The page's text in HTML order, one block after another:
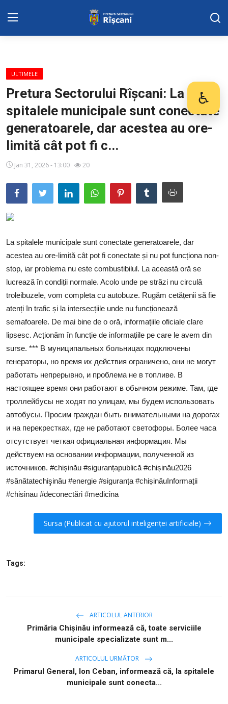
♿
Adresa: str. Kiev 3 | tel: +373 (22) 44 10
98 | mail: pretura.riscani@gmail.com
SERVICII SECTOR
Harta sect. Riscani
ADMINISTRAŢIA
Transparența
Proiecte
Sectorul Rîșcani
Căutați pe Internet
ULTIMELE
Pretura Sectorului Rîșcani: La
spitalele municipale sunt conectate
generatoarele, dar acestea au ore-
limită cât pot fi c...
Jan 31, 2026 - 13:00 20
La spitalele municipale sunt conectate generatoarele, dar
acestea au ore-limită cât pot fi conectate și nu pot funcționa non-
stop, iar problema nu este combustibilul. La această oră se
lucrează în condiții normale. Acolo unde pe străzi nu circulă
troleibuzele, vom completa cu autobuze. Rugăm cetățenii să fie
atenți în trafic și la intersecțiile unde nu funcționează
semafoarele. De mai bine de o oră, informațiile oficiale clare
lipsesc. Acționăm în funcție de informațiile pe care le avem din
surse. *** В муниципальных больницах подключены
генераторы, но время их действия ограничено, они не могут
работать непрерывно, и проблема не в топливе. В
настоящее время они работают в обычном режиме. Там, где
троллейбусы не ходят по улицам, мы будем использовать
автобусы. Просим граждан быть внимательными на дорогах
и на перекрестках, где не работают светофоры. Более часа
отсутствует четкая официальная информация. Мы
действуем на основании информации, полученной из
источников. #chișinău #siguranțapublică #chișinău2026
#sănătatechişinău #energie #siguranța #chișinăuInformații
#chisinau #deconectări #medicina
Sursa (Publicat cu ajutorul inteligenței artificiale)
Tags:
ARTICOLUL ANTERIOR
Primăria Chișinău informează că, toate serviciile
municipale specializate sunt m...
ARTICOLUL URMĂTOR
Primarul General, Ion Ceban, informează că, la spitalele
municipale sunt conecta...